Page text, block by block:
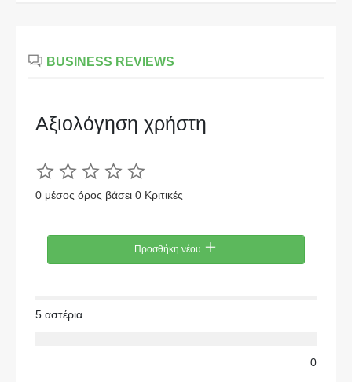
BUSINESS REVIEWS
Αξιολόγηση χρήστη
0 μέσος όρος βάσει 0 Κριτικές
Προσθήκη νέου
5 αστέρια
0